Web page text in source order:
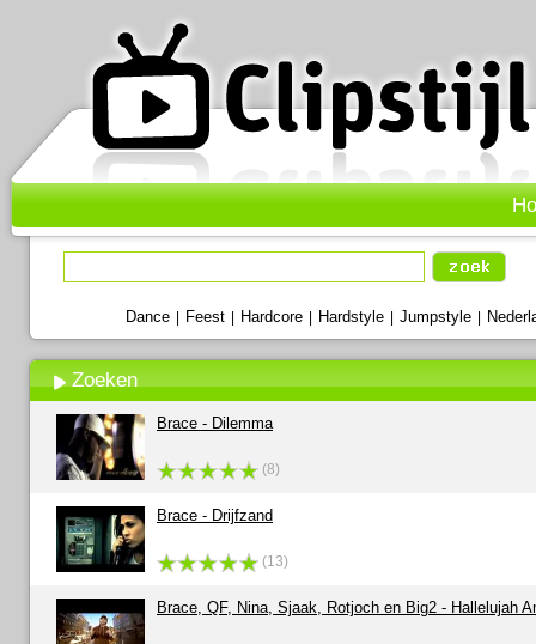
Dance Feest Hardcore Hardstyle Jumpstyle
Zoeken
Brace - Dilemma
(8)
Brace - Drijfzand
(13)
Brace, QF, Nina, Sjaak, Rotjoch en Big2 - Hallelujah